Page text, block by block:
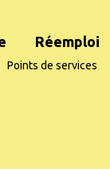
Réemploi
Points de services